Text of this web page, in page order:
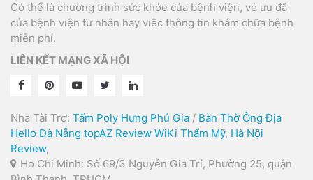
Có thể là chương trình sức khỏe của bệnh viện, vé ưu đã
của bệnh viện tư nhân hay việc thông tin khám chữa bệnh
miễn phí.
LIÊN KẾT MẠNG XÃ HỘI
Nhà Tài Trợ: Tấm Poly Hưng Phú Gia / Bàn Thờ Ông Địa
Hello Đà Nẵng topAZ Review WiKi Thẩm Mỹ, Hà Nội
Review,
Ho Chi Minh: Số 69/3 Nguyễn Gia Trí, Phường 25, quận